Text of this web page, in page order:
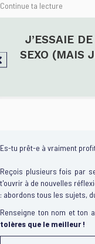
Continue ta lecture
J’ESSAIE
SEXO (MAIS
Es-tu prêt-e à vraiment
Reçois plusieurs fois par
t'ouvrir à de nouvelles
: abordons tous les sujets,
Renseigne ton nom et ton
tolères que le meilleur !